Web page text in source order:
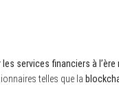
services financiers à l’ère
telles que la